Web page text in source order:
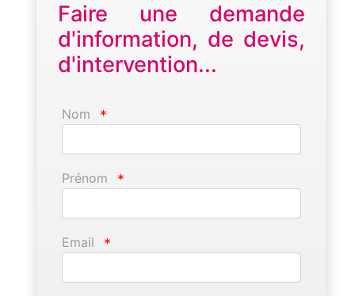
Faire une demande
d'information, de devis,
d'intervention...
Nom *
Prénom *
Email *